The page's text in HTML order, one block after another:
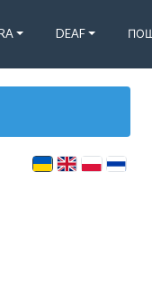
DEAF